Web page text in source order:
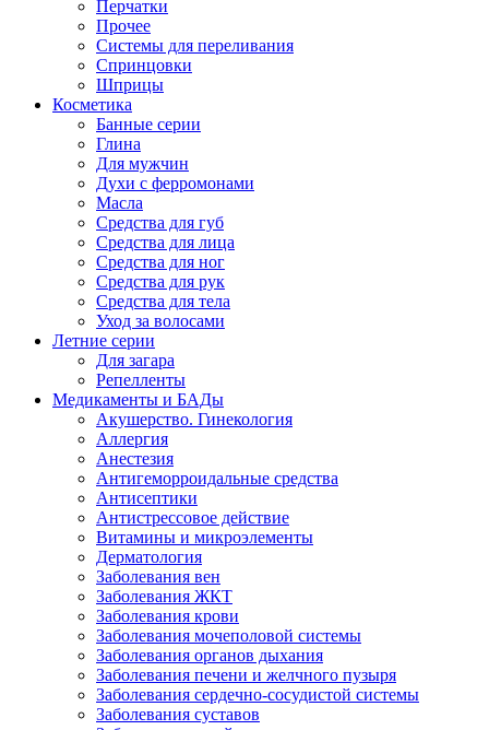
Перчатки
Прочее
Системы для переливания
Спринцовки
Шприцы
Косметика
Банные серии
Глина
Для мужчин
Духи с ферромонами
Масла
Средства для губ
Средства для лица
Средства для ног
Средства для рук
Средства для тела
Уход за волосами
Летние серии
Для загара
Репелленты
Медикаменты и БАДы
Акушерство. Гинекология
Аллергия
Анестезия
Антигеморроидальные средства
Антисептики
Антистрессовое действие
Витамины и микроэлементы
Дерматология
Заболевания вен
Заболевания ЖКТ
Заболевания крови
Заболевания мочеполовой системы
Заболевания органов дыхания
Заболевания печени и желчного пузыря
Заболевания сердечно-сосудистой системы
Заболевания суставов